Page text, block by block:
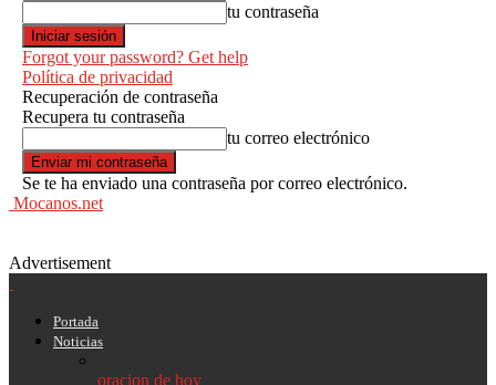
tu contraseña
Forgot your password? Get help
Política de privacidad
Recuperación de contraseña
Recupera tu contraseña
tu correo electrónico
Se te ha enviado una contraseña por correo electrónico.
Mocanos.net
Advertisement
Portada
Noticias
oracion de hoy